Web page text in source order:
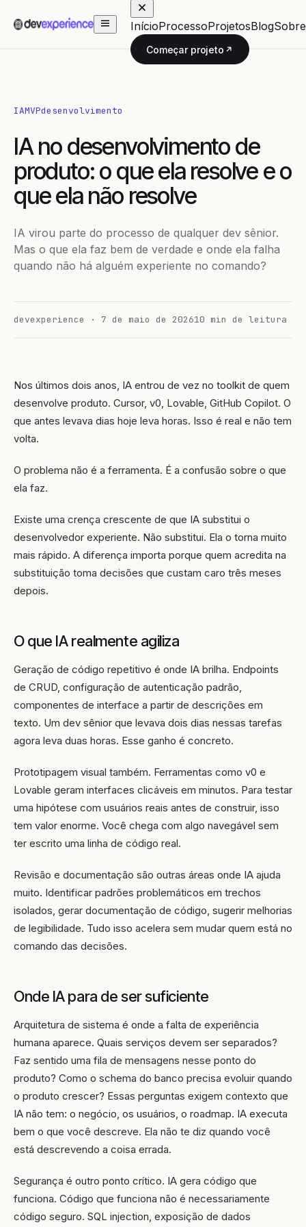
InícioProcessoProjetosBlogSobre
Começar projeto
IAMVPdesenvolvimento
IA no desenvolvimento de
produto: o que ela resolve e o
que ela não resolve
IA virou parte do processo de qualquer dev sênior.
Mas o que ela faz bem de verdade e onde ela falha
quando não há alguém experiente no comando?
devexperience · 7 de maio de 202610 min de leitura
Nos últimos dois anos, IA entrou de vez no toolkit de quem
desenvolve produto. Cursor, v0, Lovable, GitHub Copilot. O
que antes levava dias hoje leva horas. Isso é real e não tem
volta.
O problema não é a ferramenta. É a confusão sobre o que
ela faz.
Existe uma crença crescente de que IA substitui o
desenvolvedor experiente. Não substitui. Ela o torna muito
mais rápido. A diferença importa porque quem acredita na
substituição toma decisões que custam caro três meses
depois.
O que IA realmente agiliza
Geração de código repetitivo é onde IA brilha. Endpoints
de CRUD, configuração de autenticação padrão,
componentes de interface a partir de descrições em
texto. Um dev sênior que levava dois dias nessas tarefas
agora leva duas horas. Esse ganho é concreto.
Prototipagem visual também. Ferramentas como v0 e
Lovable geram interfaces clicáveis em minutos. Para testar
uma hipótese com usuários reais antes de construir, isso
tem valor enorme. Você chega com algo navegável sem
ter escrito uma linha de código real.
Revisão e documentação são outras áreas onde IA ajuda
muito. Identificar padrões problemáticos em trechos
isolados, gerar documentação de código, sugerir melhorias
de legibilidade. Tudo isso acelera sem mudar quem está no
comando das decisões.
Onde IA para de ser suficiente
Arquitetura de sistema é onde a falta de experiência
humana aparece. Quais serviços devem ser separados?
Faz sentido uma fila de mensagens nesse ponto do
produto? Como o schema do banco precisa evoluir quando
o produto crescer? Essas perguntas exigem contexto que
IA não tem: o negócio, os usuários, o roadmap. IA executa
bem o que você descreve. Ela não te diz quando você
está descrevendo a coisa errada.
Segurança é outro ponto crítico. IA gera código que
funciona. Código que funciona não é necessariamente
código seguro. SQL injection, exposição de dados